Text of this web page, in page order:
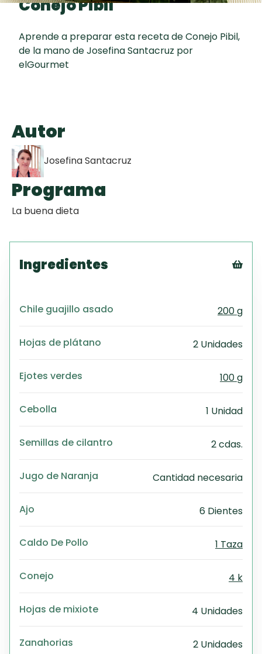
Galletas con
recetas
Conejo Pibil
Aprende a preparar esta receta de Conejo Pibil,
de la mano de Josefina Santacruz por
elGourmet
Autor
Josefina Santacruz
Programa
La buena dieta
Ingredientes
Chile guajillo asado 200 g
Hojas de plátano 2 Unidades
Ejotes verdes 100 g
Cebolla 1 Unidad
Semillas de cilantro 2 cdas.
Jugo de Naranja Cantidad necesaria
Ajo 6 Dientes
Caldo De Pollo 1 Taza
Conejo 4 k
Hojas de mixiote 4 Unidades
Zanahorias 2 Unidades